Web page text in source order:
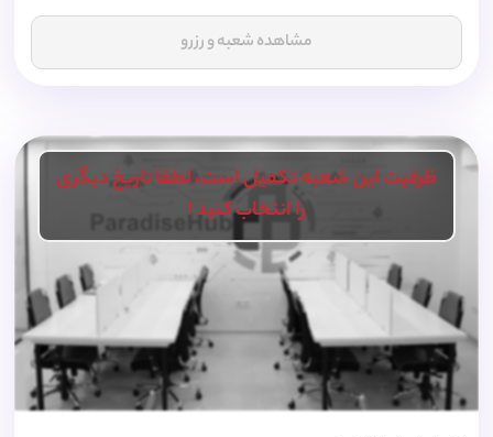
مشاهده شعبه و رزرو
ظرفیت این شعبه تکمیل است، لطفا تاریخ دیگری
را انتخاب کنید !